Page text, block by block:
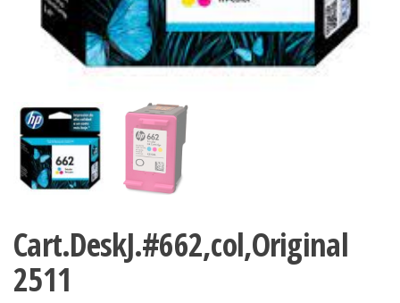
Cart.DeskJ.#662,col,Original
2511